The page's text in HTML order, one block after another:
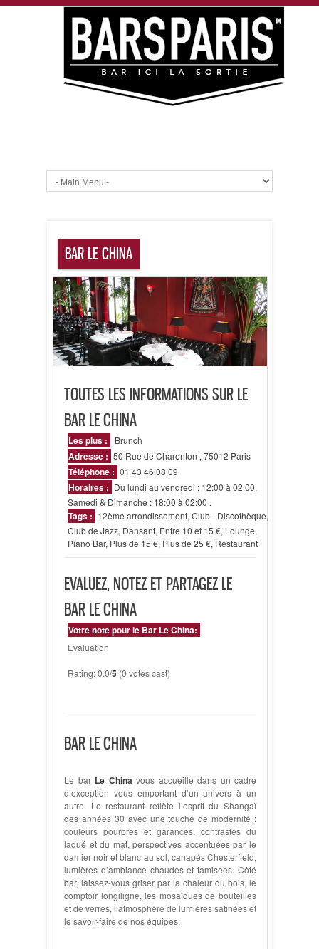
BAR LE CHINA
TOUTES LES INFORMATIONS SUR LE
BAR LE CHINA
Les plus : Brunch
Adresse : 50 Rue de Charenton , 75012 Paris
Téléphone : 01 43 46 08 09
Horaires : Du lundi au vendredi : 12:00 à 02:00.
Samedi & Dimanche : 18:00 à 02:00 .
Tags : 12ème arrondissement, Club - Discothèque,
Club de Jazz, Dansant, Entre 10 et 15 €, Lounge,
Piano Bar, Plus de 15 €, Plus de 25 €, Restaurant
EVALUEZ, NOTEZ ET PARTAGEZ LE
BAR LE CHINA
Votre note pour le Bar Le China:
Evaluation
Rating: 0.0/5 (0 votes cast)
BAR LE CHINA
Le bar Le China vous accueille dans un cadre
d’exception vous emportant d’un univers à un
autre. Le restaurant reflète l’esprit du Shangaï
des années 30 avec une touche de modernité :
couleurs pourpres et garances, contrastes du
laqué et du mat, perspectives accentuées par le
damier noir et blanc au sol, canapés Chesterfield,
lumières d’ambiance chaudes et tamisées. Côté
bar, laissez-vous griser par la chaleur du bois, le
comptoir longiligne, les mosaïques de bouteilles
et de verres, l’atmosphère de lumières satinées et
le savoir-faire de nos équipes.